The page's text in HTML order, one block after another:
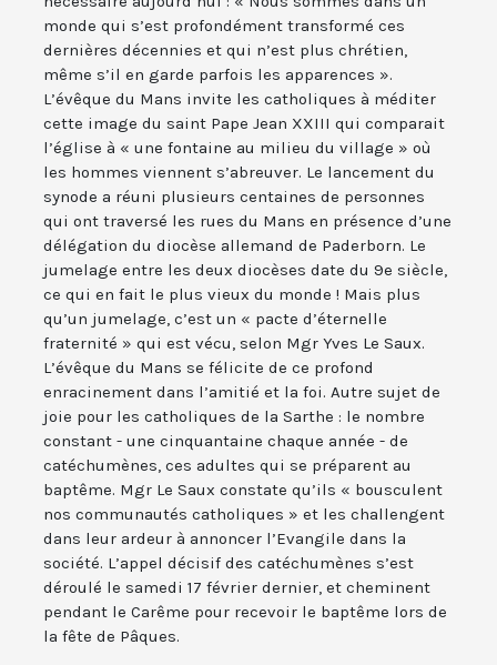
monde qui s’est profondément transformé ces
dernières décennies et qui n’est plus chrétien,
même s’il en garde parfois les apparences ».
L’évêque du Mans invite les catholiques à méditer
cette image du saint Pape Jean XXIII qui comparait
l’église à « une fontaine au milieu du village » où
les hommes viennent s’abreuver. Le lancement du
synode a réuni plusieurs centaines de personnes
qui ont traversé les rues du Mans en présence d’une
délégation du diocèse allemand de Paderborn. Le
jumelage entre les deux diocèses date du 9e siècle,
ce qui en fait le plus vieux du monde ! Mais plus
qu’un jumelage, c’est un « pacte d’éternelle
fraternité » qui est vécu, selon Mgr Yves Le Saux.
L’évêque du Mans se félicite de ce profond
enracinement dans l’amitié et la foi. Autre sujet de
joie pour les catholiques de la Sarthe : le nombre
constant - une cinquantaine chaque année - de
catéchumènes, ces adultes qui se préparent au
baptême. Mgr Le Saux constate qu’ils « bousculent
nos communautés catholiques » et les challengent
dans leur ardeur à annoncer l’Evangile dans la
société. L’appel décisif des catéchumènes s’est
déroulé le samedi 17 février dernier, et cheminent
pendant le Carême pour recevoir le baptême lors de
la fête de Pâques.